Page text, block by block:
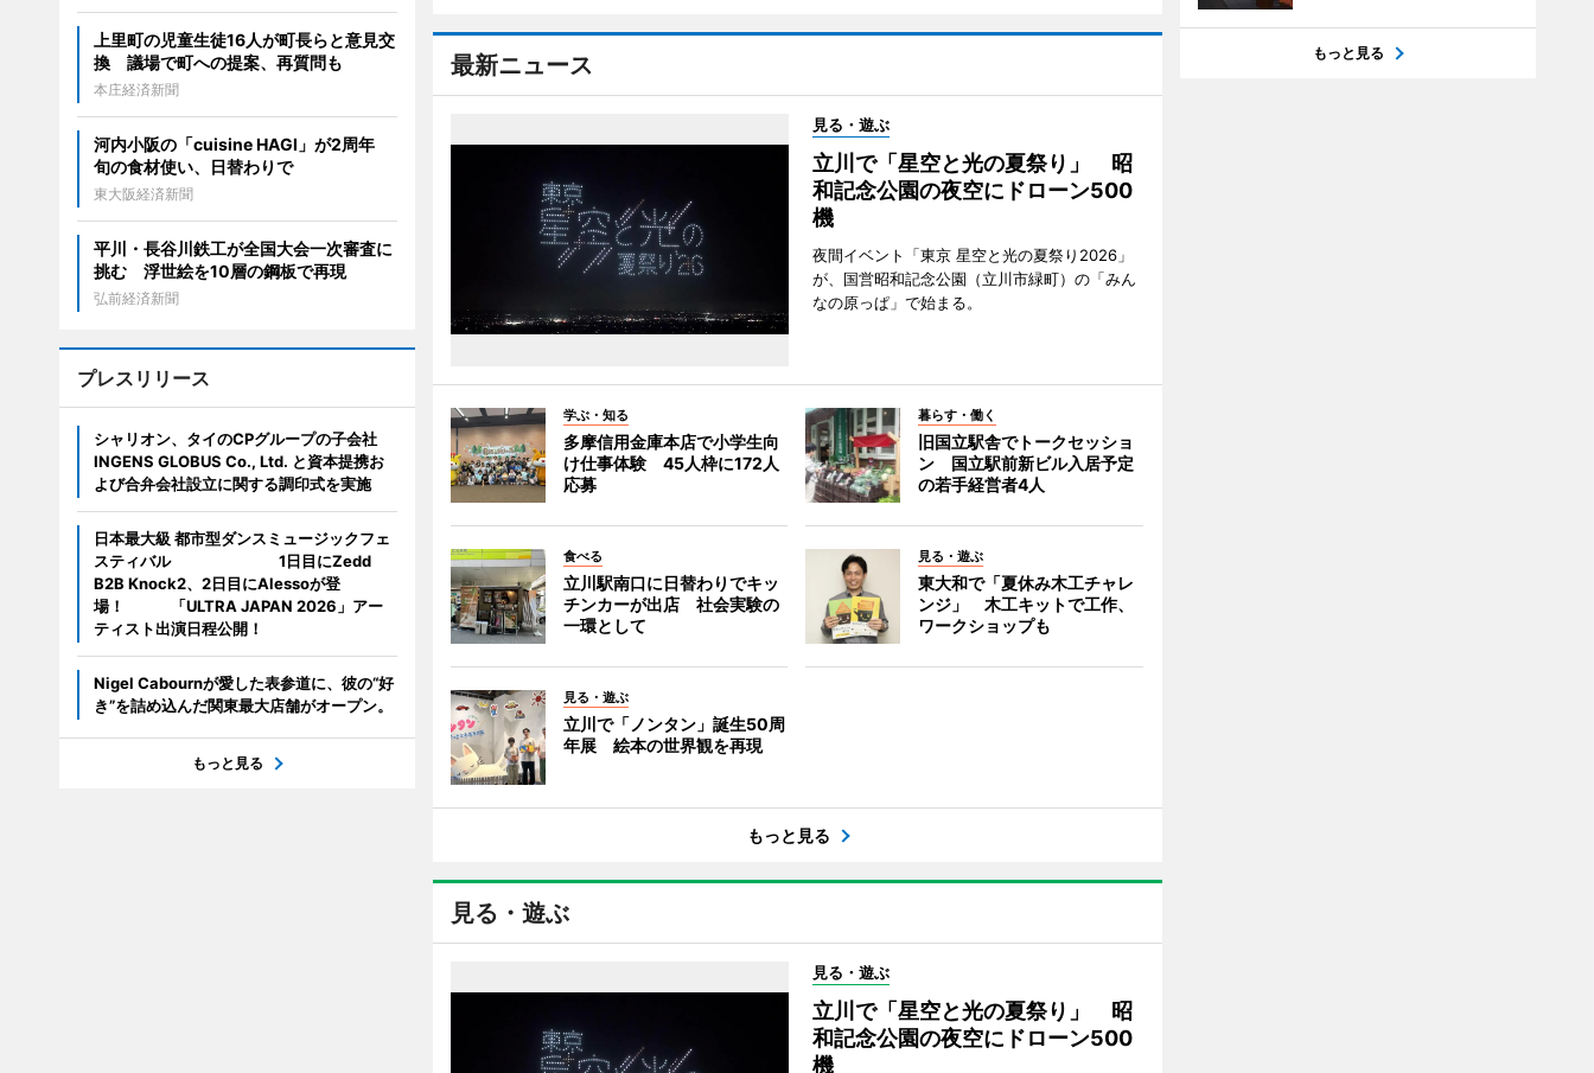
最新ニュース
見る・遊ぶ
立川で「星空と光の夏祭り」 昭
和記念公園の夜空にドローン500
機
夜間イベント「東京 星空と光の夏祭り2026」
が、国営昭和記念公園（立川市緑町）の「みん
なの原っぱ」で始まる。
学ぶ・知る
多摩信用金庫本店で小学生向
け仕事体験 45人枠に172人
応募
暮らす・働く
旧国立駅舎でトークセッショ
ン 国立駅前新ビル入居予定
の若手経営者4人
食べる
立川駅南口に日替わりでキッ
チンカーが出店 社会実験の
一環として
見る・遊ぶ
東大和で「夏休み木工チャレ
ンジ」 木工キットで工作、
ワークショップも
見る・遊ぶ
立川で「ノンタン」誕生50周
年展 絵本の世界観を再現
もっと見る
見る・遊ぶ
見る・遊ぶ
立川で「星空と光の夏祭り」 昭
和記念公園の夜空にドローン500
機
上里町の児童生徒16人が町長らと意見交
換 議場で町への提案、再質問も
本庄経済新聞
河内小阪の「cuisine HAGI」が2周年
旬の食材使い、日替わりで
東大阪経済新聞
平川・長谷川鉄工が全国大会一次審査に
挑む 浮世絵を10層の鋼板で再現
弘前経済新聞
プレスリリース
シャリオン、タイのCPグループの子会社
INGENS GLOBUS Co., Ltd. と資本提携お
よび合弁会社設立に関する調印式を実施
日本最大級 都市型ダンスミュージックフェ
スティバル 1日目にZedd
B2B Knock2、2日目にAlessoが登
場！ 「ULTRA JAPAN 2026」アー
ティスト出演日程公開！
Nigel Cabournが愛した表参道に、彼の“好
き”を詰め込んだ関東最大店舗がオープン。
もっと見る
もっと見る